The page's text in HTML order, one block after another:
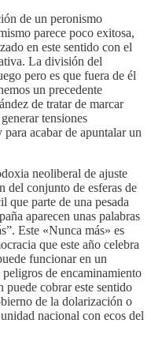
de un peronismo
parece poco exitosa,
en este sentido con el
La división del
pero es que fuera de él
un precedente
de tratar de marcar
tensiones
acabar de apuntalar un
neoliberal de ajuste
del conjunto de esferas de
parte de una pesada
aparecen unas palabras
Este «Nunca más» es
que este año celebra
funcionar en un
de encaminamiento
cobrar este sentido
de la dolarización o
nacional con ecos del